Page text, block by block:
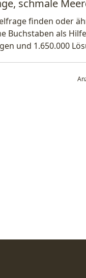
schmale
finden oder
Buchstaben als
und 1.650.000